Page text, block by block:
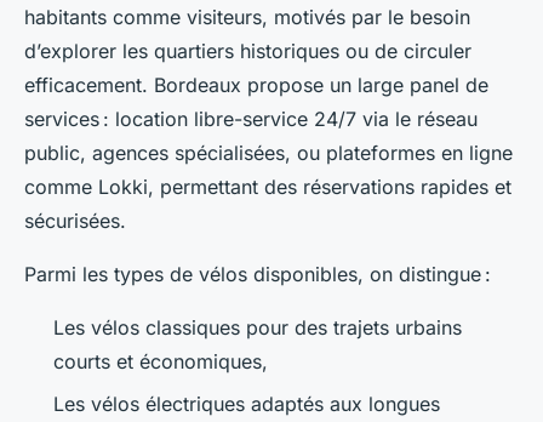
habitants comme visiteurs, motivés par le besoin
d’explorer les quartiers historiques ou de circuler
efficacement. Bordeaux propose un large panel de
services : location libre-service 24/7 via le réseau
public, agences spécialisées, ou plateformes en ligne
comme Lokki, permettant des réservations rapides et
sécurisées.
Parmi les types de vélos disponibles, on distingue :
Les vélos classiques pour des trajets urbains
courts et économiques,
Les vélos électriques adaptés aux longues